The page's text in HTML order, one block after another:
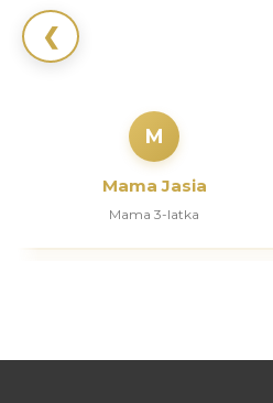
❮
M
Mama Jasia
Mama 3-latka